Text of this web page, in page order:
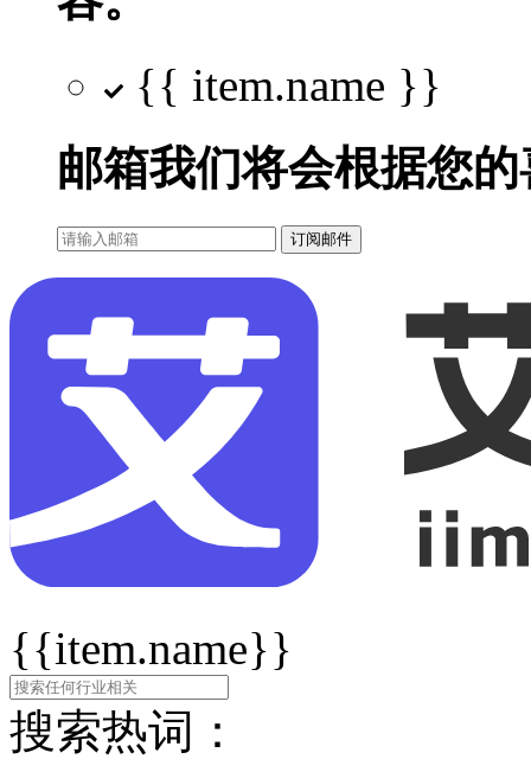
{{ item.name }}
邮箱我们将会根据您
订阅邮件
{{item.name}}
搜索热词：